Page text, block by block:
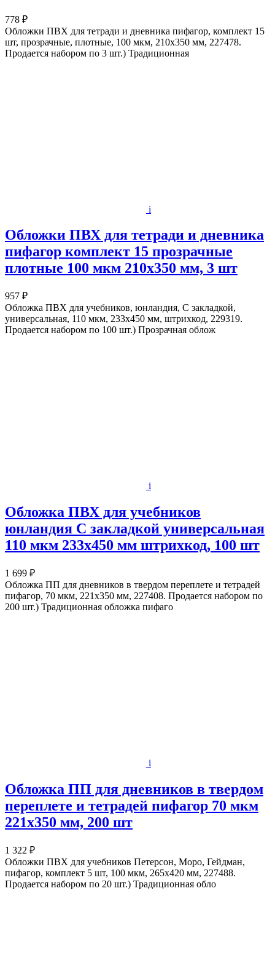
778 ₽
Обложки ПВХ для тетради и дневника пифагор, комплект 15
шт, прозрачные, плотные, 100 мкм, 210х350 мм, 227478.
Продается набором по 3 шт.) Традиционная
i
Обложки ПВХ для тетради и дневника
пифагор комплект 15 прозрачные
плотные 100 мкм 210х350 мм, 3 шт
957 ₽
Обложка ПВХ для учебников, юнландия, С закладкой,
универсальная, 110 мкм, 233х450 мм, штрихкод, 229319.
Продается набором по 100 шт.) Прозрачная облож
i
Обложка ПВХ для учебников
юнландия С закладкой универсальная
110 мкм 233х450 мм штрихкод, 100 шт
1 699 ₽
Обложка ПП для дневников в твердом переплете и тетрадей
пифагор, 70 мкм, 221х350 мм, 227408. Продается набором по
200 шт.) Традиционная обложка пифаго
i
Обложка ПП для дневников в твердом
переплете и тетрадей пифагор 70 мкм
221х350 мм, 200 шт
1 322 ₽
Обложки ПВХ для учебников Петерсон, Моро, Гейдман,
пифагор, комплект 5 шт, 100 мкм, 265х420 мм, 227488.
Продается набором по 20 шт.) Традиционная обло